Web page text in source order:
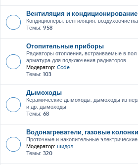
Вентиляция и кондиционирование
Кондиционеры, вентиляция,
Темы: 958
Отопительные приборы
Радиаторы отопления, встраиваемые в пол
арматура для подключения радиаторов
Модератор: Code
Темы: 103
Дымоходы
Керамические дымоходы, дымоходы из
и др. дымоходы
Темы: 68
Водонагреватели, газовые колонки
Проточные и накопительные
Модератор: шидол
Темы: 320